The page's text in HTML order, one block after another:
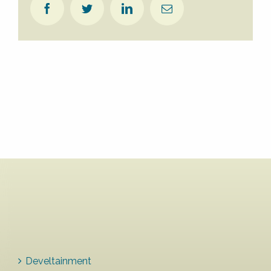
FacebookTwitter LinkedInE-
Develtainment